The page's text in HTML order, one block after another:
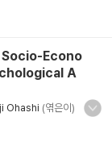
Econo
A
Ohashi (엮은이)